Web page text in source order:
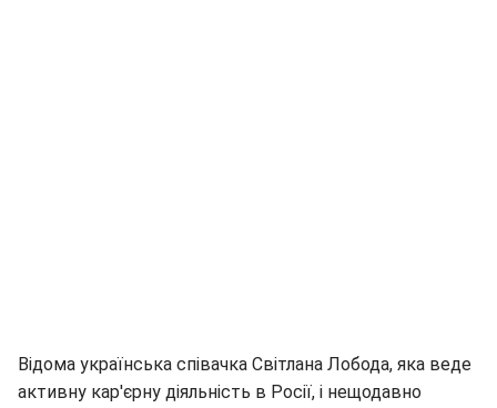
Відома українська співачка Світлана Лобода, яка веде
активну кар'єрну діяльність в Росії, і нещодавно